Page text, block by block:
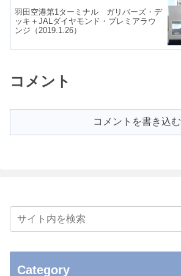
羽田空港第1ターミナル ガリバーズ・デ
ッキ＋JALダイヤモンド・プレミアラウ
ンジ（2019.1.26）
コメント
コメントを書き込む
Category